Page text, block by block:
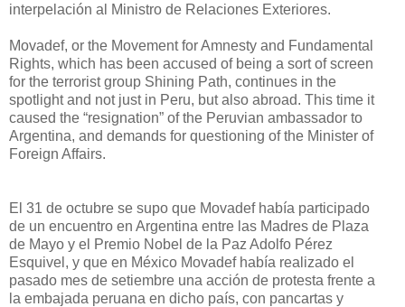
interpelación al Ministro de Relaciones Exteriores.
Movadef, or the Movement for Amnesty and Fundamental
Rights, which has been accused of being a sort of screen
for the terrorist group Shining Path, continues in the
spotlight and not just in Peru, but also abroad. This time it
caused the “resignation” of the Peruvian ambassador to
Argentina, and demands for questioning of the Minister of
Foreign Affairs.
El 31 de octubre se supo que Movadef había participado
de un encuentro en Argentina entre las Madres de Plaza
de Mayo y el Premio Nobel de la Paz Adolfo Pérez
Esquivel, y que en México Movadef había realizado el
pasado mes de setiembre una acción de protesta frente a
la embajada peruana en dicho país, con pancartas y